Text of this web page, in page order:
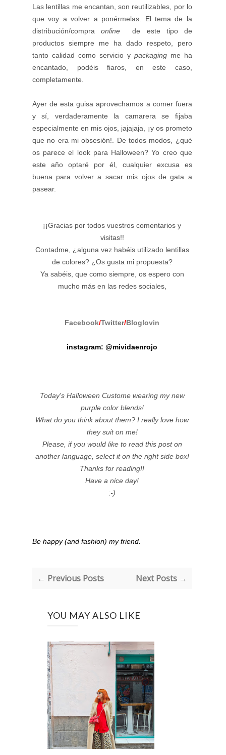
Las lentillas me encantan, son reutilizables, por lo
que voy a volver a ponérmelas. El tema de la
distribución/compraonline de este tipo de
productos siempre me ha dado respeto, pero
tanto calidad como servicio y packagingme ha
encantado, podéis fiaros, en este caso,
completamente.
Ayer de esta guisa aprovechamos a comer fuera
y sí, verdaderamente la camarera se fijaba
especialmente en mis ojos, jajajaja, ¡y os prometo
que no era mi obsesión!. De todos modos, ¿qué
os parece el look para Halloween? Yo creo que
este año optaré por él, cualquier excusa es
buena para volver a sacar mis ojos de gata a
pasear.
¡¡Gracias por todos vuestros comentarios y
visitas!!
Contadme, ¿alguna vez habéis utilizado lentillas
de colores? ¿Os gusta mi propuesta?
Ya sabéis, que como siempre, os espero con
mucho más en las redes sociales,
Facebook/Twitter/Bloglovin
instagram: @mividaenrojo
Today's Halloween Custome wearing my new
purple color blends!
What do you think about them? I really love how
they suit on me!
Please, if you would like to read this post on
another language, select it on the right side box!
Thanks for reading!!
Have a nice day!
;-)
Be happy (and fashion) my friend.
← Previous Posts Next Posts →
YOU MAY ALSO LIKE